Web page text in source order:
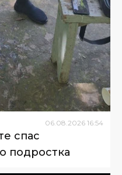
06.08.2026 16:54
спас
подростка